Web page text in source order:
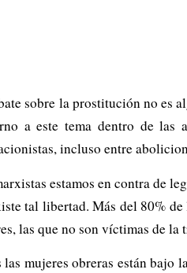
sobre la prostitución no es
a este tema dentro de las
incluso entre
estamos en contra de
tal libertad. Más del 80%
las que no son víctimas de
las mujeres obreras están bajo